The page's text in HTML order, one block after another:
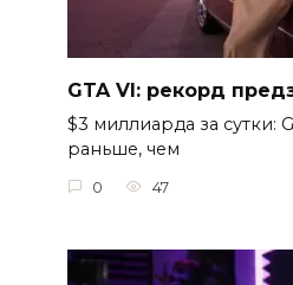
GTA VI: рекорд
$3 миллиарда за сутки:
раньше, чем
0 47